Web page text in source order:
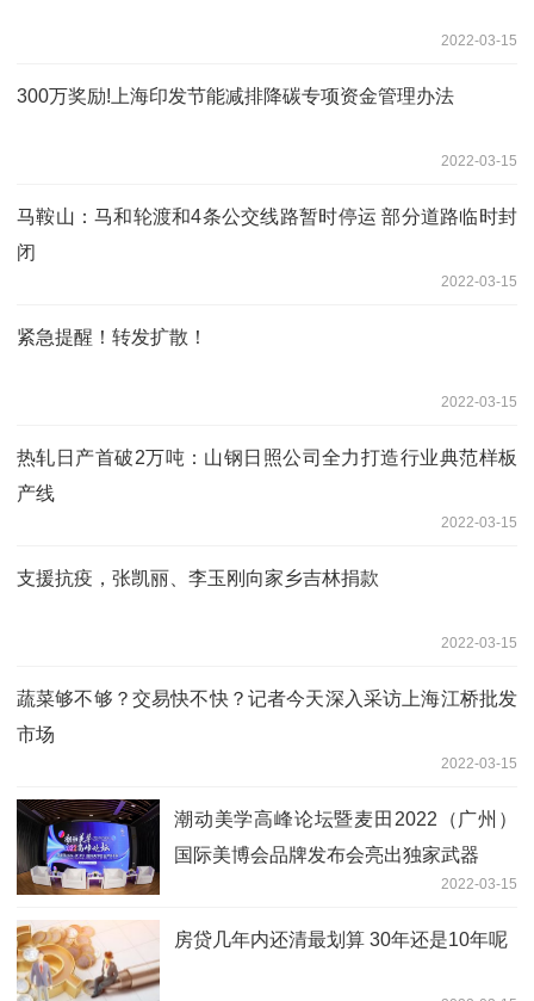
2022-03-15
300万奖励!上海印发节能减排降碳专项资金管理办法
2022-03-15
马鞍山：马和轮渡和4条公交线路暂时停运 部分道路临时封
闭
2022-03-15
紧急提醒！转发扩散！
2022-03-15
热轧日产首破2万吨：山钢日照公司全力打造行业典范样板
产线
2022-03-15
支援抗疫，张凯丽、李玉刚向家乡吉林捐款
2022-03-15
蔬菜够不够？交易快不快？记者今天深入采访上海江桥批发
市场
2022-03-15
潮动美学高峰论坛暨麦田2022（广州）
国际美博会品牌发布会亮出独家武器
2022-03-15
房贷几年内还清最划算 30年还是10年呢